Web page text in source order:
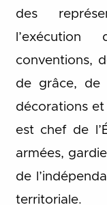
des
conventions,
de grâce, de
décorations et
est chef de
armées,
de
territoriale.